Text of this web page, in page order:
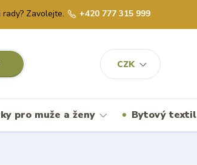
CZK
rady? Zavolejte. +420 777 315 999
pro muže a ženy Bytový textil